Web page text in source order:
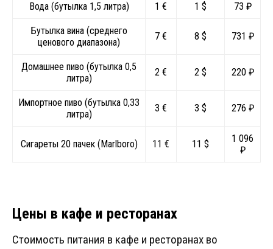
Вода (бутылка 1,5 литра) 1 € 1 $ 73 ₽
Бутылка вина (среднего
ценового диапазона)
7 € 8 $ 731 ₽
Домашнее пиво (бутылка 0,5
литра)
2 € 2 $ 220 ₽
Импортное пиво (бутылка 0,33
литра)
3 € 3 $ 276 ₽
Сигареты 20 пачек (Marlboro) 11 € 11 $
1 096
₽
Цены в кафе и ресторанах
Стоимость питания в кафе и ресторанах во